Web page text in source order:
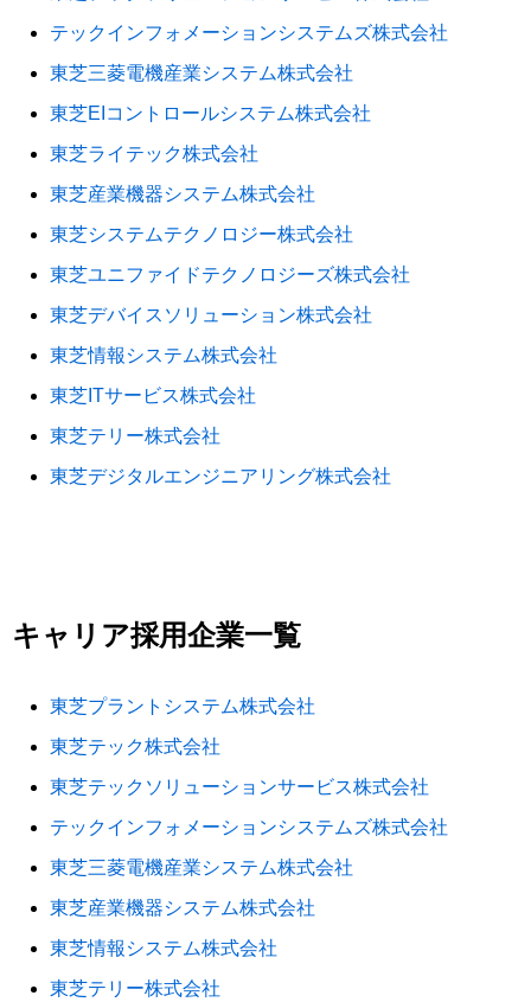
テックインフォメーションシステムズ株式会社
東芝三菱電機産業システム株式会社
東芝EIコントロールシステム株式会社
東芝ライテック株式会社
東芝産業機器システム株式会社
東芝システムテクノロジー株式会社
東芝ユニファイドテクノロジーズ株式会社
東芝デバイスソリューション株式会社
東芝情報システム株式会社
東芝ITサービス株式会社
東芝テリー株式会社
東芝デジタルエンジニアリング株式会社
キャリア採用企業一覧
東芝プラントシステム株式会社
東芝テック株式会社
東芝テックソリューションサービス株式会社
テックインフォメーションシステムズ株式会社
東芝三菱電機産業システム株式会社
東芝産業機器システム株式会社
東芝情報システム株式会社
東芝テリー株式会社